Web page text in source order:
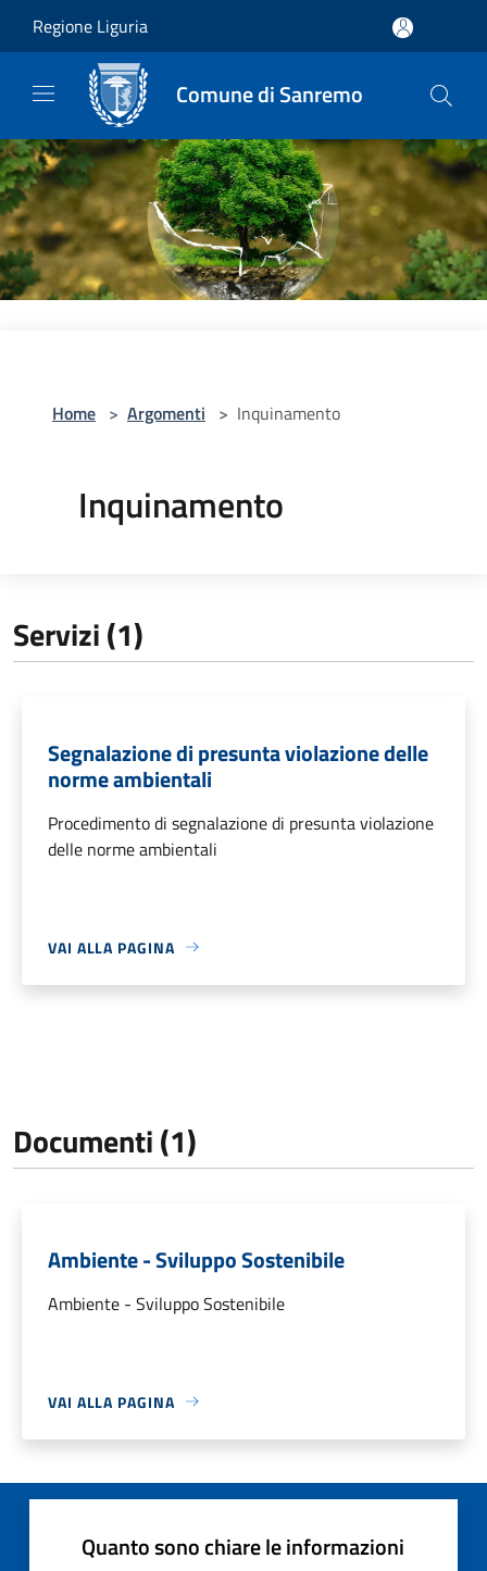
Regione Liguria
Comune di Sanremo
Home > Argomenti > Inquinamento
Inquinamento
Servizi (1)
Segnalazione di presunta violazione delle
norme ambientali
Procedimento di segnalazione di presunta violazione
delle norme ambientali
VAI ALLA PAGINA
Documenti (1)
Ambiente - Sviluppo Sostenibile
Ambiente - Sviluppo Sostenibile
VAI ALLA PAGINA
Quanto sono chiare le informazioni